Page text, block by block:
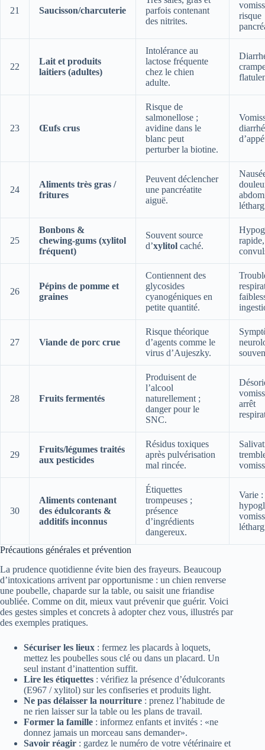
21 Saucisson/charcuterie
parfois contenant
des nitrites.
risque
22
Lait et produits
laitiers (adultes)
Intolérance au
lactose fréquente
chez le chien
adulte.
23 Œufs crus
Risque de
salmonellose ;
avidine dans le
blanc peut
perturber la biotine.
24
Aliments très gras /
fritures
Peuvent déclencher
une pancréatite
aiguë.
25
Bonbons &
chewing‑gums (xylitol
fréquent)
Souvent source
d’xylitol caché.
rapide,
26
Pépins de pomme et
graines
Contiennent des
glycosides
cyanogéniques en
petite quantité.
27 Viande de porc crue
Risque théorique
d’agents comme le
virus d’Aujeszky.
28 Fruits fermentés
Produisent de
l’alcool
naturellement ;
danger pour le
SNC.
arrêt
29
Fruits/légumes traités
aux pesticides
Résidus toxiques
après pulvérisation
mal rincée.
30
Aliments contenant
des édulcorants &
additifs inconnus
Étiquettes
trompeuses ;
présence
d’ingrédients
dangereux.
Varie :
Précautions générales et prévention
La prudence quotidienne évite bien des frayeurs. Beaucoup
d’intoxications arrivent par opportunisme : un chien renverse
une poubelle, chaparde sur la table, ou saisit une friandise
oubliée. Comme on dit, mieux vaut prévenir que guérir. Voici
des gestes simples et concrets à adopter chez vous, illustrés par
des exemples pratiques.
Sécuriser les lieux : fermez les placards à loquets,
mettez les poubelles sous clé ou dans un placard. Un
seul instant d’inattention suffit.
Lire les étiquettes : vérifiez la présence d’édulcorants
(E967 / xylitol) sur les confiseries et produits light.
Ne pas délaisser la nourriture : prenez l’habitude de
ne rien laisser sur la table ou les plans de travail.
Former la famille : informez enfants et invités : «ne
donnez jamais un morceau sans demander».
Savoir réagir : gardez le numéro de votre vétérinaire et